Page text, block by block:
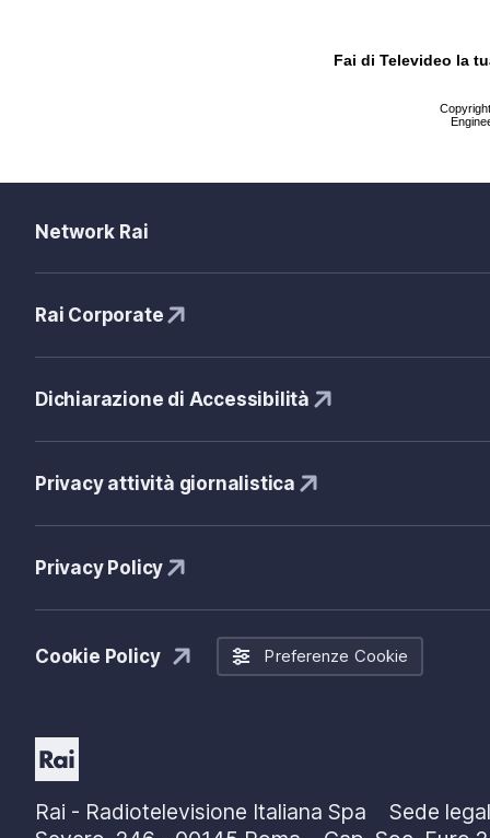
Fai di Televideo la